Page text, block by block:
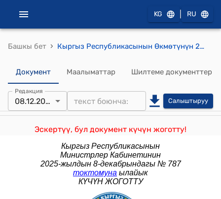
KG RU
Башкы бет › Кыргыз Республикасынын Өкмөтүнүн 2014-жылдын 22-августундагы № 478 "Кыргыз Республикасынын Өкмөтүнүн 2011-жылдын 15-августундагы № 467 "Баалуу кагаздар рыногунун кесипкөй катышуучулары үчүн белгиленген өздүк каражаттардын жетиштүүлүгүнүн нормативдик көрсөткүчтөрү жөнүндө жобону бекитүү тууралуу" токтомуна толуктоо киргизүү жөнүндө" токтому
Документ Маалыматтар Шилтеме документтер
Редакция
08.12.2025 Салыштыруу
Эскертүү, бул документ күчүн жоготту!